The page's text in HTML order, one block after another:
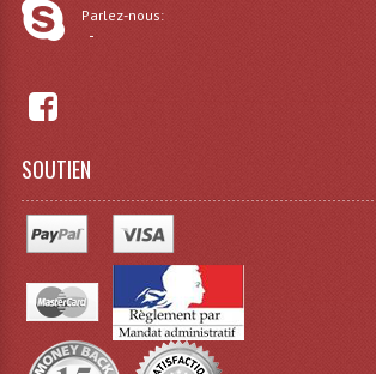
Rack 19" STYLE VSR (capot En
Machines À Effets Fumées,
Machines À Fumées
Effets Projection Et Jet De CO2
Parlez-nous:
-
SOUTIEN